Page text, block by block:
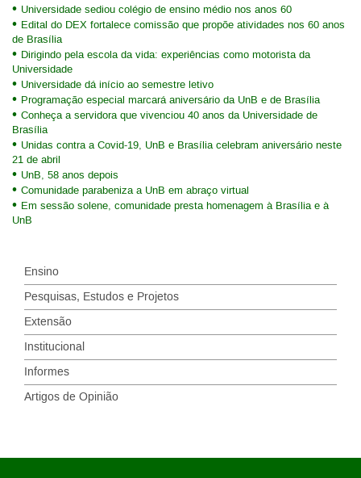
Universidade sediou colégio de ensino médio nos anos 60
Edital do DEX fortalece comissão que propõe atividades nos 60 anos
de Brasília
Dirigindo pela escola da vida: experiências como motorista da
Universidade
Universidade dá início ao semestre letivo
Programação especial marcará aniversário da UnB e de Brasília
Conheça a servidora que vivenciou 40 anos da Universidade de
Brasília
Unidas contra a Covid-19, UnB e Brasília celebram aniversário neste
21 de abril
UnB, 58 anos depois
Comunidade parabeniza a UnB em abraço virtual
Em sessão solene, comunidade presta homenagem à Brasília e à
UnB
Ensino
Pesquisas, Estudos e Projetos
Extensão
Institucional
Informes
Artigos de Opinião